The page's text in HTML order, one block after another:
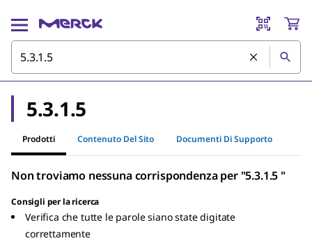
5.3.1.5
Prodotti Contenuto Del Sito Documenti Di Supporto
Non troviamo nessuna corrispondenza per "5.3.1.5 "
Consigli per la ricerca
Verifica che tutte le parole siano state digitate
correttamente